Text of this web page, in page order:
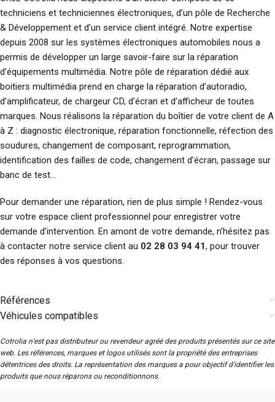
techniciens et techniciennes électroniques, d’un pôle de Recherche
& Développement et d’un service client intégré. Notre expertise
depuis 2008 sur les systèmes électroniques automobiles nous a
permis de développer un large savoir-faire sur la réparation
d’équipements multimédia. Notre pôle de réparation dédié aux
boitiers multimédia prend en charge la réparation d’autoradio,
d’amplificateur, de chargeur CD, d’écran et d’afficheur de toutes
marques. Nous réalisons la réparation du boîtier de votre client de A
à Z : diagnostic électronique, réparation fonctionnelle, réfection des
soudures, changement de composant, reprogrammation,
identification des failles de code, changement d’écran, passage sur
banc de test…
Pour demander une réparation, rien de plus simple ! Rendez-vous
sur votre espace client professionnel pour enregistrer votre
demande d’intervention. En amont de votre demande, n’hésitez pas
à contacter notre service client au 02 28 03 94 41, pour trouver
des réponses à vos questions.
Références
Véhicules compatibles
Cotrolia n’est pas distributeur ou revendeur agréé des produits présentés sur ce site
web. Les références, marques et logos utilisés sont la propriété des entreprises
détentrices des droits. La représentation des marques a pour objectif d'identifier les
produits que nous réparons ou reconditionnons.